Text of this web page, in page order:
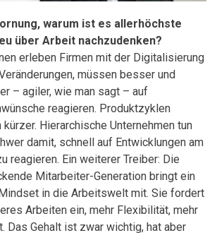
warum ist es allerhöchste
über Arbeit nachzudenken?
erleben Firmen mit der Digitalisierung
müssen besser und
– agiler, wie man sagt – auf
reagieren. Produktzyklen
kürzer. Hierarchische Unternehmen tun
damit, schnell auf Entwicklungen am
reagieren. Ein weiterer Treiber: Die
Mitarbeiter-Generation bringt ein
in die Arbeitswelt mit. Sie fordert
Arbeiten ein, mehr Flexibilität, mehr
Das Gehalt ist zwar wichtig, hat aber